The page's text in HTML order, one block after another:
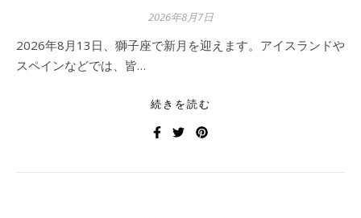
2026年8月7日
2026年8月13日、獅子座で新月を迎えます。アイスランドや
スペインなどでは、皆…
続きを読む